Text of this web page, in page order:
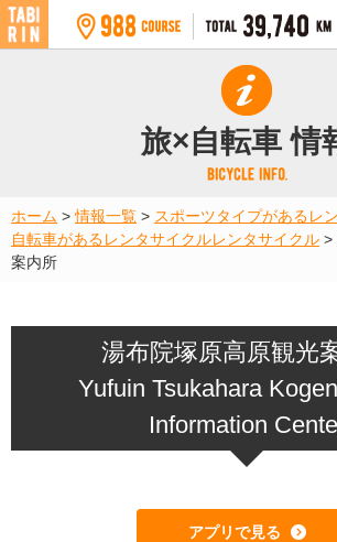
旅×自転車 情
ホーム >情報一覧 > スポーツタイプがあるレ
自転車があるレンタサイクルレンタサイクル >
案内所
湯布院塚原高原観光
Yufuin Tsukahara
Information
アプリで見る